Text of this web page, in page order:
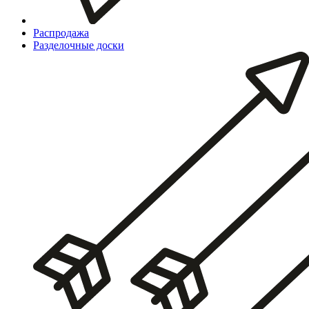
Распродажа
Разделочные доски